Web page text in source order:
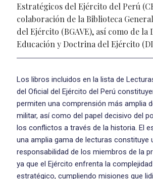
Estratégicos del Ejército del Perú
colaboración de la Biblioteca
del Ejército (BGAVE), así como de la
Educación y Doctrina del Ejército
Los libros incluidos en la lista de
del Oficial del Ejército del Perú
permiten una comprensión más amplia
militar, así como del papel decisivo del
los conflictos a través de la historia. El
una amplia gama de lecturas constituye
responsabilidad de los miembros de la
ya que el Ejército enfrenta la
estratégico, cumpliendo misiones que